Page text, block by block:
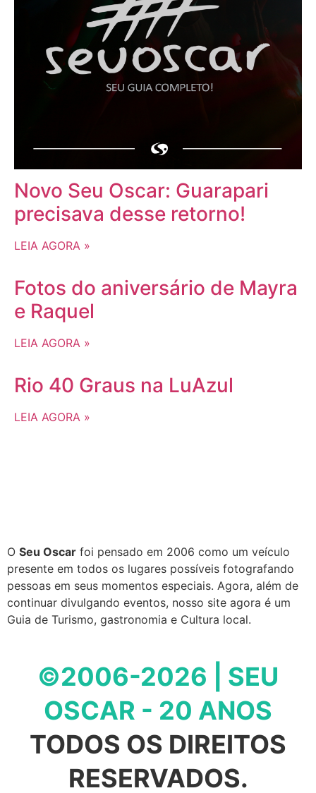
Novo Seu Oscar: Guarapari
precisava desse retorno!
LEIA AGORA »
Fotos do aniversário de Mayra
e Raquel
LEIA AGORA »
Rio 40 Graus na LuAzul
LEIA AGORA »
O Seu Oscar foi pensado em 2006 como um veículo
presente em todos os lugares possíveis fotografando
pessoas em seus momentos especiais. Agora, além de
continuar divulgando eventos, nosso site agora é um
Guia de Turismo, gastronomia e Cultura local.
©2006-2026 | SEU
OSCAR - 20 ANOS
TODOS OS DIREITOS
RESERVADOS.